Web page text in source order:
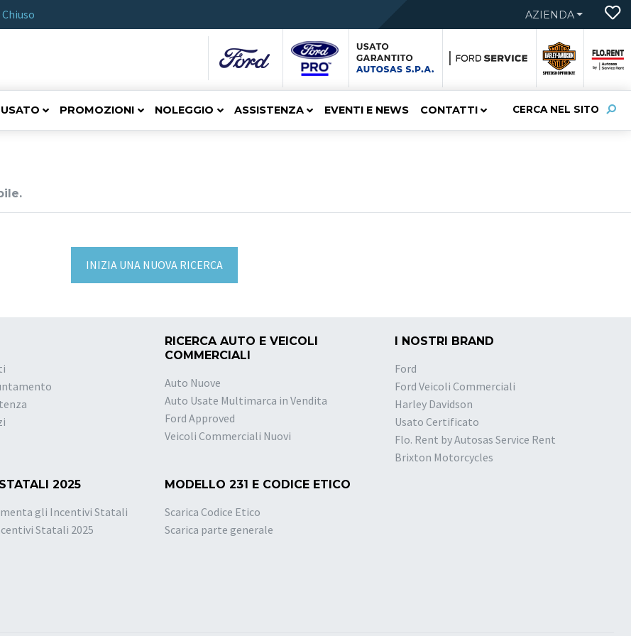
Chiuso AZIENDA
CERCA NEL SITO
USATO PROMOZIONI NOLEGGIO ASSISTENZA EVENTI E NEWS CONTATTI
INIZIA UNA NUOVA RICERCA
RICERCA AUTO E VEICOLI
COMMERCIALI
Auto Nuove
Auto Usate Multimarca in Vendita
Ford Approved
Veicoli Commerciali Nuovi
I NOSTRI BRAND
Ford
Ford Veicoli Commerciali
Harley Davidson
Usato Certificato
Flo. Rent by Autosas Service Rent
Brixton Motorcycles
2025
gli Incentivi Statali
Statali 2025
MODELLO 231 E CODICE ETICO
Scarica Codice Etico
Scarica parte generale